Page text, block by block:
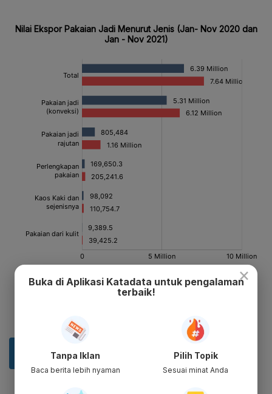
×
Buka di Aplikasi Katadata untuk pengalaman
terbaik!
Tanpa Iklan
Baca berita lebih nyaman
Pilih Topik
Sesuai minat Anda